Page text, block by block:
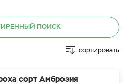
ПОИСК
сортировать
сорт Амброзия